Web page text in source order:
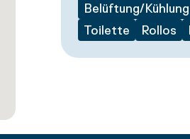
Belüftung/
Toilette
Rollos